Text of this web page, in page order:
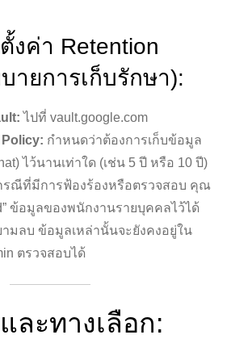
งค่า Retention
ายการเก็บรักษา):
ไปที่ vault.google.com
กำหนดว่าต้องการเก็บข้อมูล
ไว้นานเท่าใด (เช่น 5 ปี หรือ 10 ปี)
รณีที่มีการฟ้องร้องหรือตรวจสอบ คุณ
ข้อมูลของพนักงานรายบุคคลไว้ได้
ามลบ ข้อมูลเหล่านั้นจะยังคงอยู่ใน
ตรวจสอบได้
ละทางเลือก: